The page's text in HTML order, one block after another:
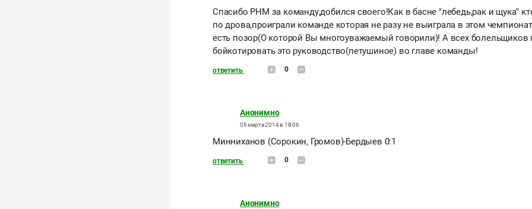
Спасибо РНМ за команду,добился своего!Как в басне "лебедь,рак и щука"
по дрова,проиграли команде которая не разу не выиграла в этом
есть позор(О которой Вы многоуважаемый говорили)! А всех
бойкотировать это руководство(петушиное) во главе команды!
ответить 0
Анонимно
09 марта 2014 в 18:06
Минниханов (Сорокин, Громов)-Бердыев 0:1
ответить 0
Анонимно